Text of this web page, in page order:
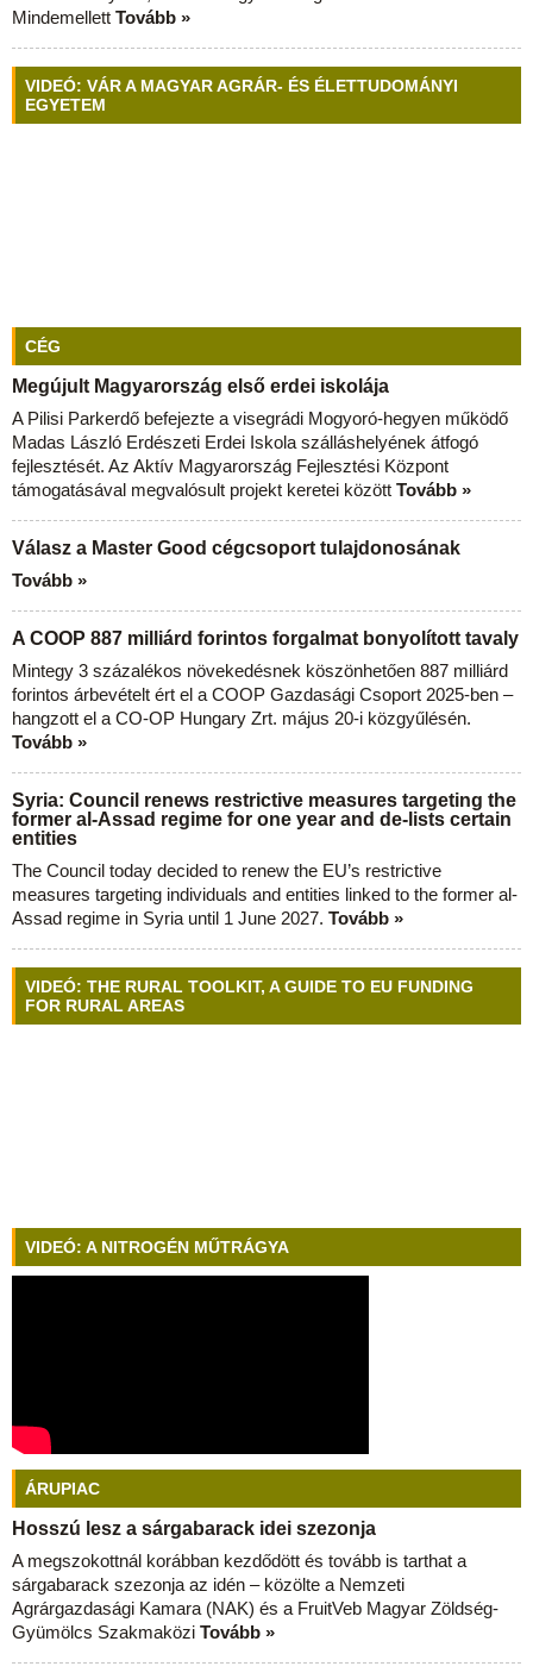
Mindemellett Tovább »
VIDEÓ: VÁR A MAGYAR AGRÁR- ÉS ÉLETTUDOMÁNYI
EGYETEM
CÉG
Megújult Magyarország első erdei iskolája
A Pilisi Parkerdő befejezte a visegrádi Mogyoró-hegyen működő
Madas László Erdészeti Erdei Iskola szálláshelyének átfogó
fejlesztését. Az Aktív Magyarország Fejlesztési Központ
támogatásával megvalósult projekt keretei között Tovább »
Válasz a Master Good cégcsoport tulajdonosának
Tovább »
A COOP 887 milliárd forintos forgalmat bonyolított tavaly
Mintegy 3 százalékos növekedésnek köszönhetően 887 milliárd
forintos árbevételt ért el a COOP Gazdasági Csoport 2025-ben –
hangzott el a CO-OP Hungary Zrt. május 20-i közgyűlésén.
Tovább »
Syria: Council renews restrictive measures targeting the
former al-Assad regime for one year and de-lists certain
entities
The Council today decided to renew the EU’s restrictive
measures targeting individuals and entities linked to the former al-
Assad regime in Syria until 1 June 2027. Tovább »
VIDEÓ: THE RURAL TOOLKIT, A GUIDE TO EU FUNDING
FOR RURAL AREAS
VIDEÓ: A NITROGÉN MŰTRÁGYA
ÁRUPIAC
Hosszú lesz a sárgabarack idei szezonja
A megszokottnál korábban kezdődött és tovább is tarthat a
sárgabarack szezonja az idén – közölte a Nemzeti
Agrárgazdasági Kamara (NAK) és a FruitVeb Magyar Zöldség-
Gyümölcs Szakmaközi Tovább »